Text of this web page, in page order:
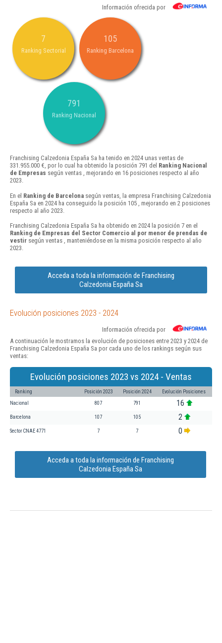
Información ofrecida por
7
Ranking Sectorial
105
Ranking Barcelona
791
Ranking Nacional
Franchising Calzedonia España Sa ha tenido en 2024 unas ventas de
331.955.000 €, por lo cual ha obtenido la posición 791 del Ranking Nacional
de Empresas según ventas , mejorando en 16 posiciones respecto al año
2023.
En el Ranking de Barcelona según ventas, la empresa Franchising Calzedonia
España Sa en 2024 ha conseguido la posición 105 , mejorando en 2 posiciones
respecto al año 2023.
Franchising Calzedonia España Sa ha obtenido en 2024 la posición 7 en el
Ranking de Empresas del Sector Comercio al por menor de prendas de
vestir según ventas , manteniéndose en la misma posición respecto al año
2023.
Acceda a toda la información de Franchising
Calzedonia España Sa
Evolución posiciones 2023 - 2024
Información ofrecida por
A continuación le mostramos la evolución de posiciones entre 2023 y 2024 de
Franchising Calzedonia España Sa por cada uno de los rankings según sus
ventas:
Evolución posiciones 2023 vs 2024 - Ventas
Ranking Posición 2023 Posición 2024 Evolución Posiciones
Nacional 807 791 16
Barcelona 107 105 2
Sector CNAE 4771 7 7 0
Acceda a toda la información de Franchising
Calzedonia España Sa